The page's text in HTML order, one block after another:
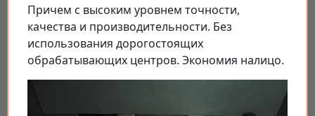
Причем с высоким уровнем точности,
качества и производительности. Без
использования дорогостоящих
обрабатывающих центров. Экономия налицо.